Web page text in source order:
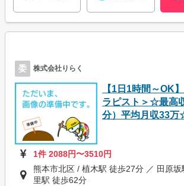
委 株式会社りらく
【1日1時間～OK
ラピスト＞☆最高
分）平均月収33
1件 2088円〜3510円
熊本市北区 / 植木駅 徒歩27分 ／ 田原
里駅 徒歩62分